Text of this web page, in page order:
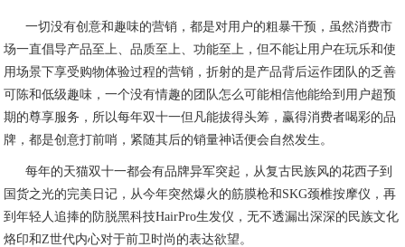
一切没有创意和趣味的营销，都是对用户的粗暴干预，虽然消费市
场一直倡导产品至上、品质至上、功能至上，但不能让用户在玩乐和使
用场景下享受购物体验过程的营销，折射的是产品背后运作团队的乏善
可陈和低级趣味，一个没有情趣的团队怎么可能相信他能给到用户超预
期的尊享服务，所以每年双十一但凡能拔得头筹，赢得消费者喝彩的品
牌，都是创意打前哨，紧随其后的销量神话便会自然发生。
每年的天猫双十一都会有品牌异军突起，从复古民族风的花西子到
国货之光的完美日记，从今年突然爆火的筋膜枪和SKG颈椎按摩仪，再
到年轻人追捧的防脱黑科技HairPro生发仪，无不透漏出深深的民族文化
烙印和Z世代内心对于前卫时尚的表达欲望。